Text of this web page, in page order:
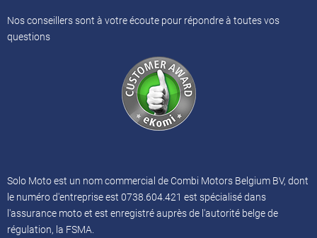
Nos conseillers sont à votre écoute pour répondre à toutes vos
questions
Solo Moto est un nom commercial de Combi Motors Belgium BV, dont
le numéro d'entreprise est 0738.604.421 est spécialisé dans
l'assurance moto et est enregistré auprès de l'autorité belge de
régulation, la FSMA.